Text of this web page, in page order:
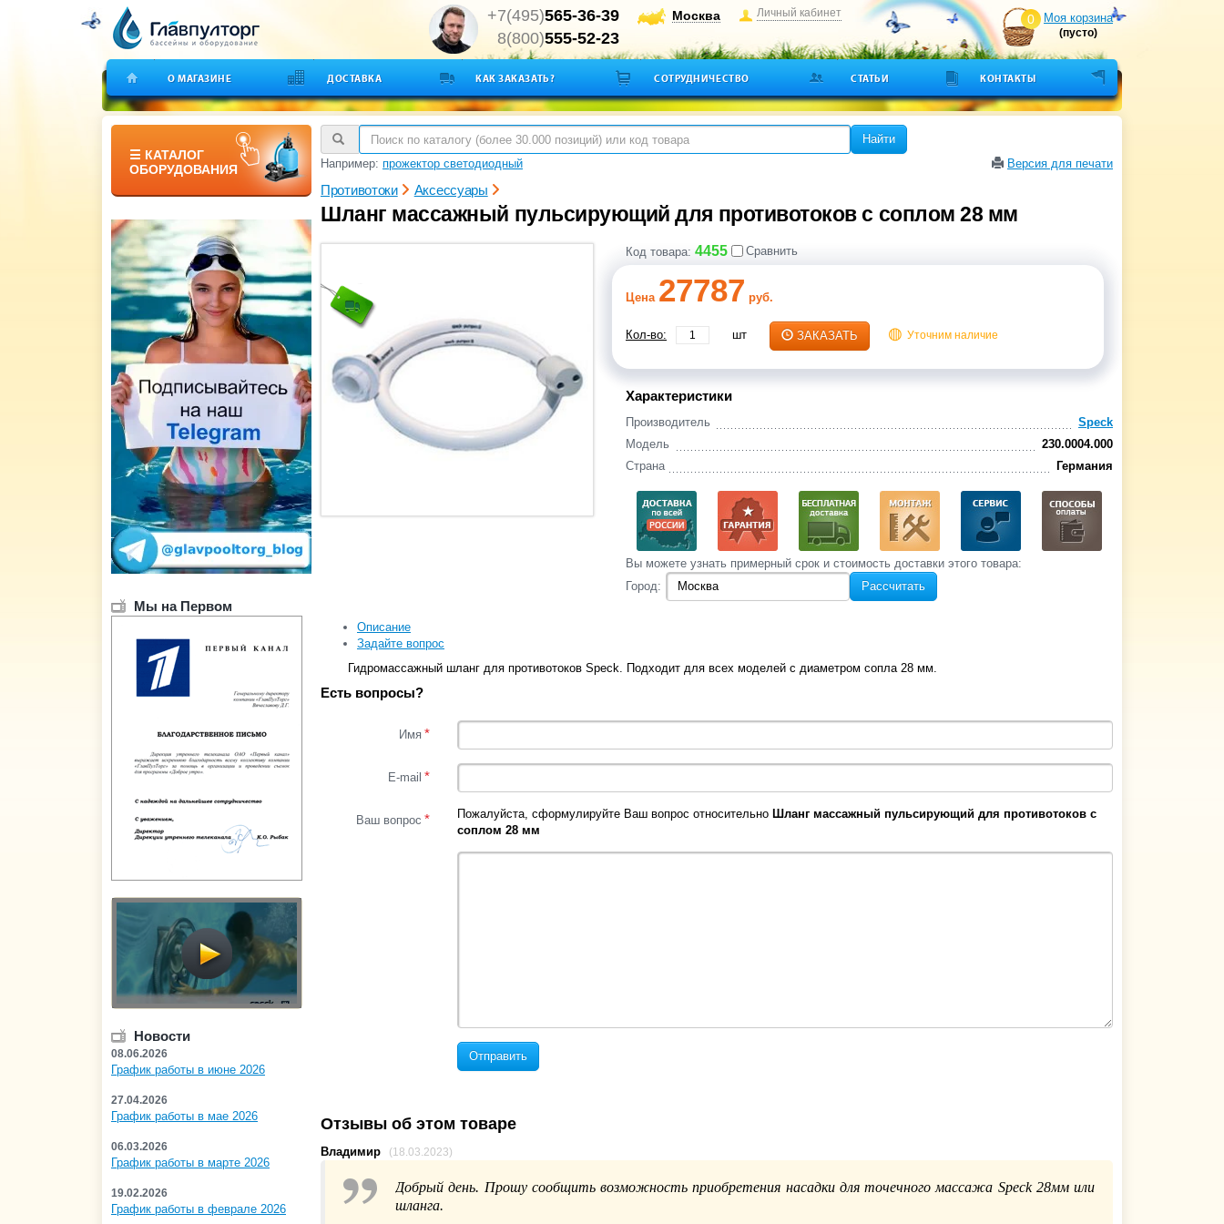
+7(495)565-36-39
8(800)555-52-23
Москва Личный кабинет 0 Моя корзина
(пусто)
О МАГАЗИНЕ ДОСТАВКА КАК ЗАКАЗАТЬ? СОТРУДНИЧЕСТВО СТАТЬИ КОНТАКТЫ
☰ КАТАЛОГ
ОБОРУДОВАНИЯ
Мы на Первом
Новости
08.06.2026
График работы в июне 2026
27.04.2026
График работы в мае 2026
06.03.2026
График работы в марте 2026
19.02.2026
График работы в феврале 2026
Найти
Например: прожектор светодиодный Версия для печати
Противотоки Аксессуары
Шланг массажный пульсирующий для противотоков с соплом 28 мм
Код товара: 4455 Сравнить
Цена 27787 руб.
Кол-во: шт ЗАКАЗАТЬ Уточним наличие
Характеристики
Speck
Производитель
230.0004.000
Модель
Германия
Страна
Вы‌ можете‌ узнать‌ примерный срок и стоимость‌ доставки этого товара:
Город:
Рассчитать
Описание
Задайте вопрос
Гидромассажный шланг для противотоков Speck. Подходит для всех моделей с диаметром сопла 28 мм.
Есть вопросы?
Имя *
E-mail *
Ваш вопрос * Пожалуйста, сформулируйте Ваш вопрос относительно Шланг массажный пульсирующий для противотоков с
соплом 28 мм
Отправить
Отзывы об этом товаре
Владимир (18.03.2023)
Добрый день. Прошу сообщить возможность приобретения насадки для точечного массажа Speck 28мм или
шланга.